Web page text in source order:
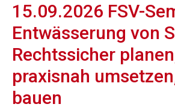
15.09.2026 FSV-
Entwässerung von
Rechtssicher
praxisnah
bauen